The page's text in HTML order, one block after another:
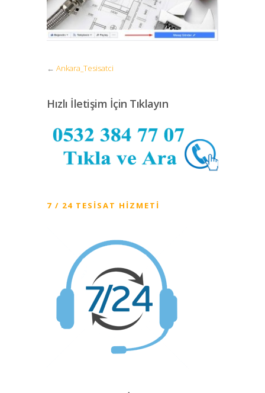
← Ankara_Tesisatci
Hızlı İletişim İçin Tıklayın
7 / 24 TESISAT HIZMETI